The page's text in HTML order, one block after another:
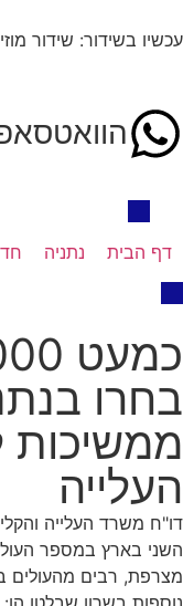
עכשיו בשידור: שידור
דף הבית נתניה
בחרו
ממשיכות
העלייה
השני בארץ במספר
מצרפת, רבים מהעולים